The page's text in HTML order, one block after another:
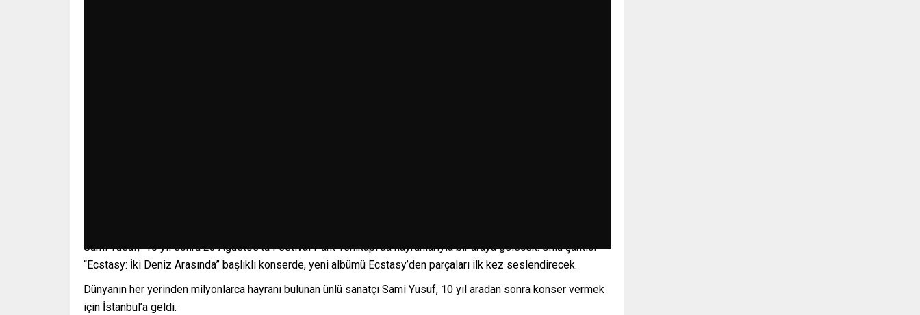
Sami Yusuf, 10 yıl sonra 23 Ağustos’ta Festival Park Yenikapı’da hayranlarıyla bir araya gelecek. Ünlü şarkıcı
“Ecstasy: İki Deniz Arasında” başlıklı konserde, yeni albümü Ecstasy’den parçaları ilk kez seslendirecek.
Dünyanın her yerinden milyonlarca hayranı bulunan ünlü sanatçı Sami Yusuf, 10 yıl aradan sonra konser vermek
için İstanbul’a geldi.